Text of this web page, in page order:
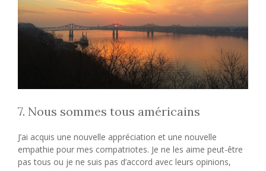
7. Nous sommes tous américains
J’ai acquis une nouvelle appréciation et une nouvelle
empathie pour mes compatriotes. Je ne les aime peut-être
pas tous ou je ne suis pas d’accord avec leurs opinions,